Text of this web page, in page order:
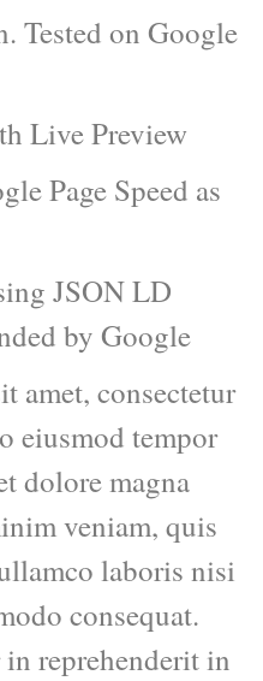
Tested on Google
Live Preview
Page Speed as
JSON LD
by Google
amet, consectetur
eiusmod tempor
dolore magna
veniam, quis
laboris nisi
consequat.
reprehenderit in